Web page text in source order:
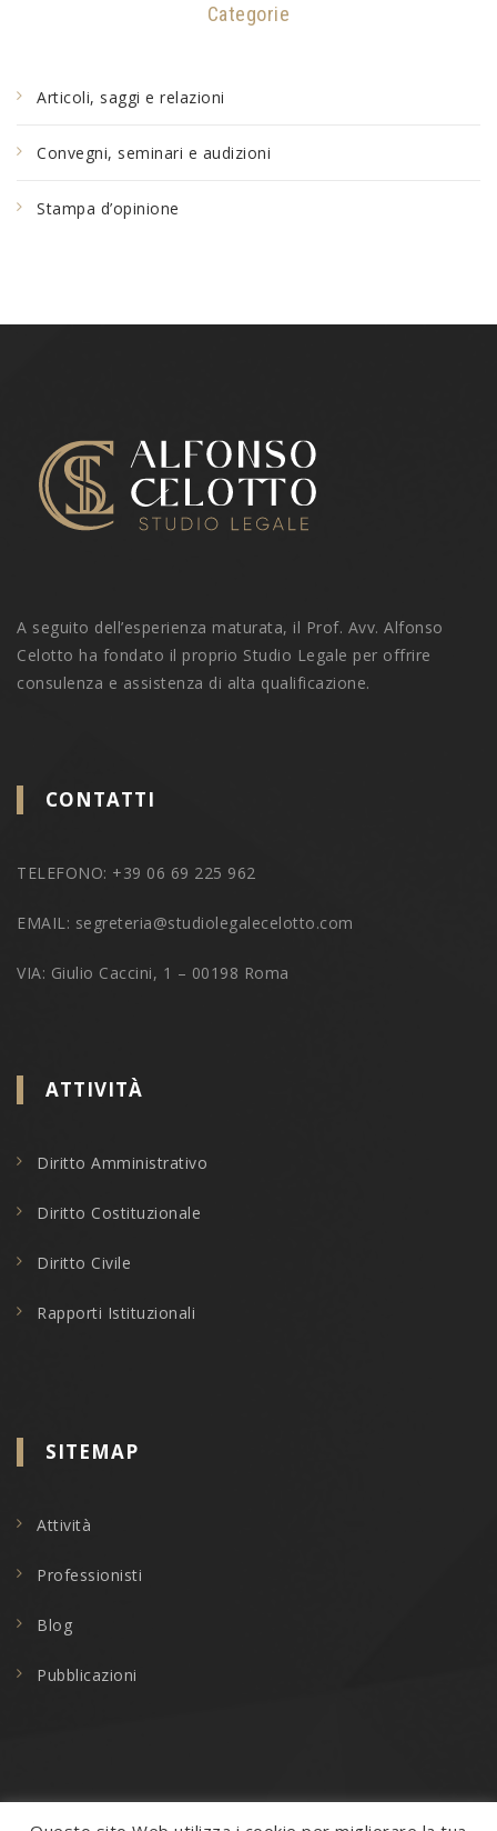
Categorie
Articoli, saggi e relazioni
Convegni, seminari e audizioni
Stampa d’opinione
A seguito dell’esperienza maturata, il Prof. Avv. Alfonso
Celotto ha fondato il proprio Studio Legale per offrire
consulenza e assistenza di alta qualificazione.
CONTATTI
TELEFONO: +39 06 69 225 962
EMAIL: segreteria@studiolegalecelotto.com
VIA: Giulio Caccini, 1 – 00198 Roma
ATTIVITÀ
Diritto Amministrativo
Diritto Costituzionale
Diritto Civile
Rapporti Istituzionali
SITEMAP
Attività
Professionisti
Blog
Pubblicazioni